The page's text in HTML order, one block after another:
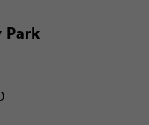
Park
- Comfy Park